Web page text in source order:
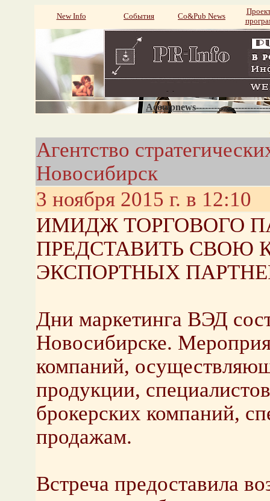
New Info События Со&Pub News
Агентство
Новосибирск
3 ноября 2015 г. в 12:10
ИМИДЖ ТОРГОВОГО
ПРЕДСТАВИТЬ
ЭКСПОРТНЫХ
Дни маркетинга ВЭД
Новосибирске.
компаний,
продукции,
брокерских компаний,
продажам.
Встреча предоставила